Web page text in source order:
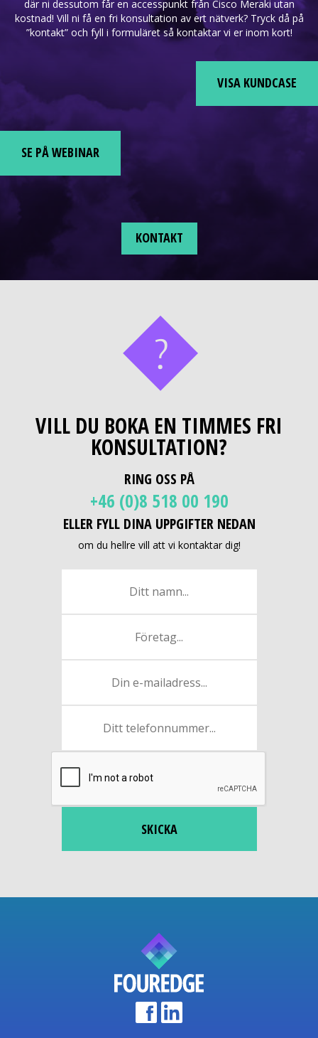
där ni dessutom får en accesspunkt från Cisco Meraki utan
kostnad! Vill ni få en fri konsultation av ert nätverk? Tryck då på
”kontakt” och fyll i formuläret så kontaktar vi er inom kort!
VISA KUNDCASE
SE PÅ WEBINAR
KONTAKT
KONTAKT
VILL DU BOKA EN TIMMES FRI
KONSULTATION?
RING OSS PÅ
+46 (0)8 518 00 190
ELLER FYLL DINA UPPGIFTER NEDAN
om du hellre vill att vi kontaktar dig!
SKICKA